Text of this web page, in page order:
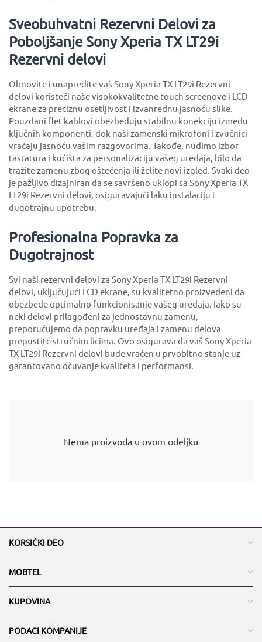
Sveobuhvatni Rezervni Delovi za
Poboljšanje Sony Xperia TX LT29i
Rezervni delovi
Obnovite i unapredite vaš Sony Xperia TX LT29i Rezervni
delovi koristeći naše visokokvalitetne touch screenove i LCD
ekrane za preciznu osetljivost i izvanrednu jasnoću slike.
Pouzdani flet kablovi obezbeđuju stabilnu konekciju između
ključnih komponenti, dok naši zamenski mikrofoni i zvučnici
vraćaju jasnoću vašim razgovorima. Takođe, nudimo izbor
tastatura i kućišta za personalizaciju vašeg uređaja, bilo da
tražite zamenu zbog oštećenja ili želite novi izgled. Svaki deo
je pažljivo dizajniran da se savršeno uklopi sa Sony Xperia TX
LT29i Rezervni delovi, osiguravajući laku instalaciju i
dugotrajnu upotrebu.
Profesionalna Popravka za
Dugotrajnost
Svi naši rezervni delovi za Sony Xperia TX LT29i Rezervni
delovi, uključujući LCD ekrane, su kvalitetno proizvedeni da
obezbede optimalno funkcionisanje vašeg uređaja. Iako su
neki delovi prilagođeni za jednostavnu zamenu,
preporučujemo da popravku uređaja i zamenu delova
prepustite stručnim licima. Ovo osigurava da vaš Sony Xperia
TX LT29i Rezervni delovi bude vraćen u prvobitno stanje uz
garantovano očuvanje kvaliteta i performansi.
Nema proizvoda u ovom odeljku
KORSIČKI DEO
MOBTEL
KUPOVINA
PODACI KOMPANIJE